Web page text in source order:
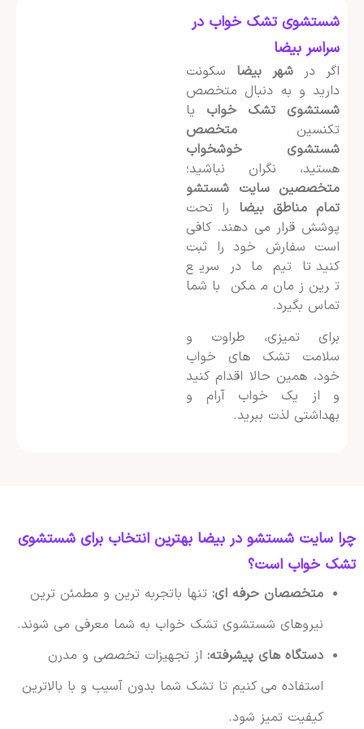
شستشوی تشک خواب در
سراسر بیضا
اگر در شهر بیضاسکونت
دارید و به دنبال متخصص
شستشوی تشک خوابیا
تکنسین
متخصص
شستشوی خوشخواب
هستید، نگران نباشید؛
متخصصین سایت شستشو
تمام مناطق بیضارا تحت
پوشش قرار می دهند. کافی
است سفارش خود را ثبت
کنید تا تیم ما در سریع
ترین زمان ممکن با شما
تماس بگیرد.
برای تمیزی، طراوت و
سلامت تشک های خواب
خود، همین حالا اقدام کنید
و از یک خواب آرام و
بهداشتی لذت ببرید.
چرا سایت شستشو در بیضا بهترین انتخاب برای شستشوی
تشک خواب است؟
متخصصان حرفه ای:تنها باتجربه ترین و مطمئن ترین
نیروهای شستشوی تشک خواب به شما معرفی می شوند.
دستگاه های پیشرفته:از تجهیزات تخصصی و مدرن
استفاده می کنیم تا تشک شما بدون آسیب و با بالاترین
کیفیت تمیز شود.